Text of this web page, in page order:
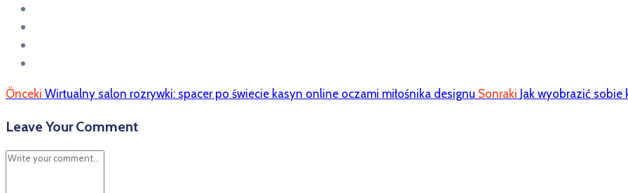
Önceki Wirtualny salon rozrywki: spacer po świecie kasyn online oczami miłośnika designu Sonraki Jak wyobrazić
Leave Your Comment